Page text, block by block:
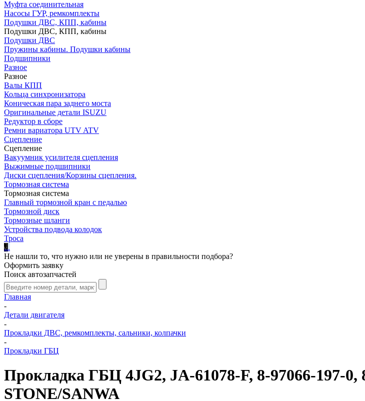
Муфта соединительная
Насосы ГУР, ремкомплекты
Подушки ДВС, КПП, кабины
Подушки ДВС, КПП, кабины
Подушки ДВС
Пружины кабины. Подушки кабины
Подшипники
Разное
Разное
Валы КПП
Кольца синхронизатора
Коническая пара заднего моста
Оригинальные детали ISUZU
Редуктор в сборе
Ремни вариатора UTV ATV
Сцепление
Сцепление
Вакуумник усилителя сцепления
Выжимные подшипники
Диски сцепления/Корзины сцепления.
Тормозная система
Тормозная система
Главный тормозной кран с педалью
Тормозной диск
Тормозные шланги
Устройства подвода колодок
Троса
...
Не нашли то, что нужно или не уверены в правильности подбора?
Оформить заявку
Поиск автозапчастей
Главная
-
Детали двигателя
-
Прокладки ДВС, ремкомплекты, сальники, колпачки
-
Прокладки ГБЦ
Прокладка ГБЦ 4JG2, JA-61078-F, 8-97066-197-0,
STONE/SANWA